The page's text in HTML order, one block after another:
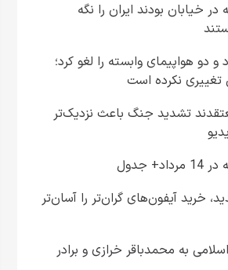
خیابان بودند ایران را نگه
و دو هواپیمای وابسته را لغو کرد؛
نکرده است
تشدید جنگ باعث نزدیک‌تر
جدول
خرید آیفون‌های گران‌تر را آسان‌تر
به محمدباقر خرازی و برادر